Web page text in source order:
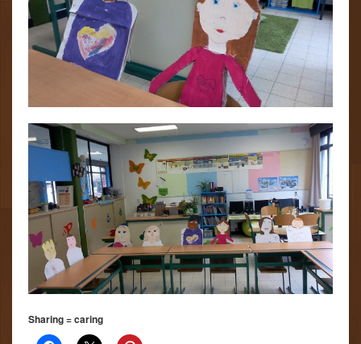
Sharing = caring